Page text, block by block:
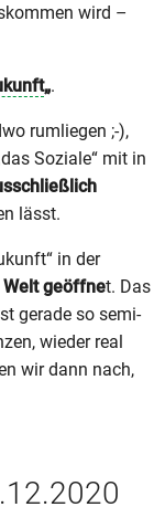
wird –
„.
rumliegen ;-),
Soziale“ mit in
lässt.
in der
geöffnet. Das
gerade so semi-
wieder real
wir dann nach,